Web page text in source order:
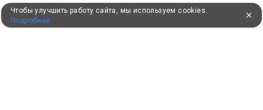
Чтобы улучшить работу сайта, мы используем cookies.
Подробнее